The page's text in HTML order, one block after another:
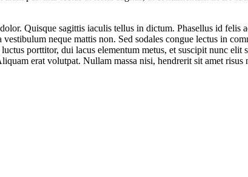
Quisque sagittis iaculis tellus in dictum. Phasellus id felis
neque mattis non. Sed sodales congue lectus in
porttitor, dui lacus elementum metus, et suscipit nunc
erat volutpat. Nullam massa nisi, hendrerit sit amet risus